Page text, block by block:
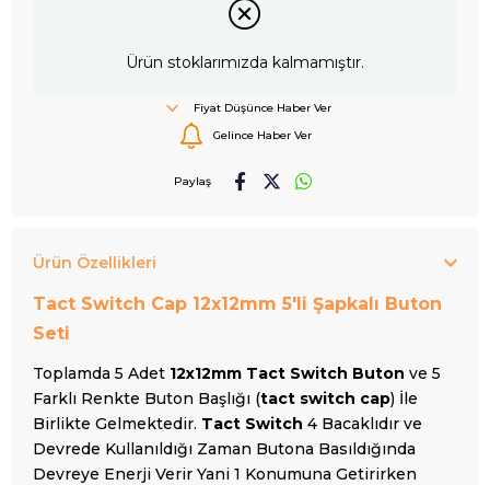
Ürün stoklarımızda kalmamıştır.
Fiyat Düşünce Haber Ver
Gelince Haber Ver
Paylaş
Ürün Özellikleri
Tact Switch Cap 12x12mm 5'li Şapkalı Buton
Seti
Toplamda 5 Adet 12x12mm Tact Switch Buton ve 5
Farklı Renkte Buton Başlığı (tact switch cap) İle
Birlikte Gelmektedir. Tact Switch 4 Bacaklıdır ve
Devrede Kullanıldığı Zaman Butona Basıldığında
Devreye Enerji Verir Yani 1 Konumuna Getirirken